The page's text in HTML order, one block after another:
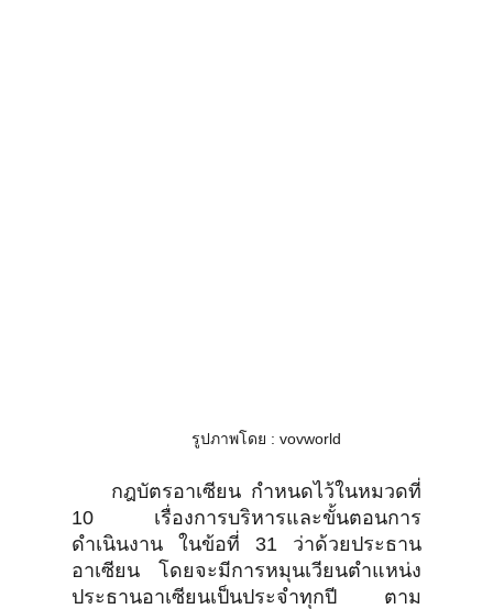
รูปภาพโดย : vovworld
กฎบัตรอาเซียน กำหนดไว้ในหมวดที่
10 เรื่องการบริหารและขั้นตอนการ
ดำเนินงาน ในข้อที่ 31 ว่าด้วยประธาน
อาเซียน โดยจะมีการหมุนเวียนตำแหน่ง
ประธานอาเซียนเป็นประจำทุกปี ตาม